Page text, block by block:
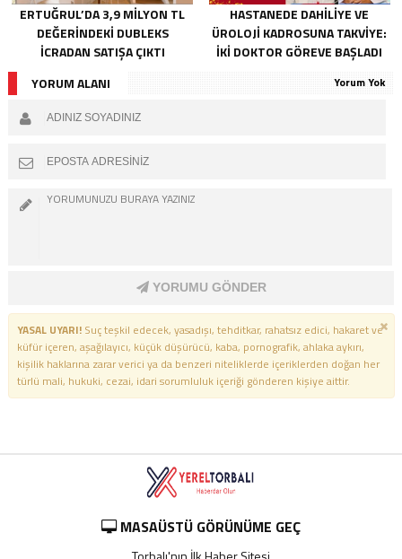
ERTUĞRUL’DA 3,9 MILYON TL
DEĞERINDEKI DUBLEKS
ICRADAN SATIŞA ÇIKTI
HASTANEDE DAHILIYE VE
ÜROLOJI KADROSUNA TAKVIYE:
İKI DOKTOR GÖREVE BAŞLADI
YORUM ALANI
Yorum Yok
YORUMU GÖNDER
YASAL UYARI!Suç teşkil edecek, yasadışı, tehditkar, rahatsız edici, hakaret ve
küfür içeren, aşağılayıcı, küçük düşürücü, kaba, pornografik, ahlaka aykırı,
kişilik haklarına zarar verici ya da benzeri niteliklerde içeriklerden doğan her
türlü mali, hukuki, cezai, idari sorumluluk içeriği gönderen kişiye aittir.
MASAÜSTÜ GÖRÜNÜME GEÇ